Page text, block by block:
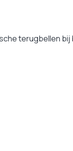
terugbellen bij